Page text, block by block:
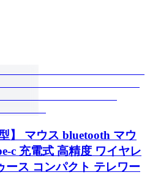
】 マウス bluetooth マウ
c 充電式 高精度 ワイヤレ
ース コンパクト テレワー